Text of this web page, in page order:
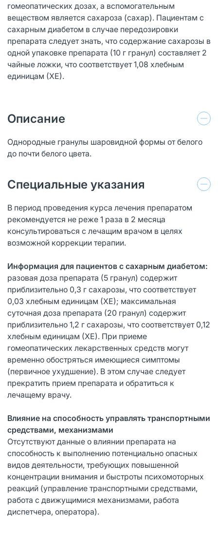
гомеопатических дозах, а вспомогательным
веществом является сахароза (сахар). Пациентам с
сахарным диабетом в случае передозировки
препарата следует знать, что содержание сахарозы в
одной упаковке препарата (10 г гранул) составляет 2
чайные ложки, что соответствует 1,08 хлебным
единицам (ХЕ).
Описание
Однородные гранулы шаровидной формы от белого
до почти белого цвета.
Специальные указания
В период проведения курса лечения препаратом
рекомендуется не реже 1 раза в 2 месяца
консультироваться с лечащим врачом в целях
возможной коррекции терапии.
Информация для пациентов с сахарным диабетом:
разовая доза препарата (5 гранул) содержит
приблизительно 0,3 г сахарозы, что соответствует
0,03 хлебным единицам (ХЕ); максимальная
суточная доза препарата (20 гранул) содержит
приблизительно 1,2 г сахарозы, что соответствует 0,12
хлебным единицам (ХЕ). При приеме
гомеопатических лекарственных средств могут
временно обостряться имеющиеся симптомы
(первичное ухудшение). В этом случае следует
прекратить прием препарата и обратиться к
лечащему врачу.
Влияние на способность управлять транспортными
средствами, механизмами
Отсутствуют данные о влиянии препарата на
способность к выполнению потенциально опасных
видов деятельности, требующих повышенной
концентрации внимания и быстроты психомоторных
реакций (управление транспортными средствами,
работа с движущимися механизмами, работа
диспетчера, оператора).